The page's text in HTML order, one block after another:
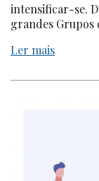
intensificar-se.
grandes Grupos
Ler mais